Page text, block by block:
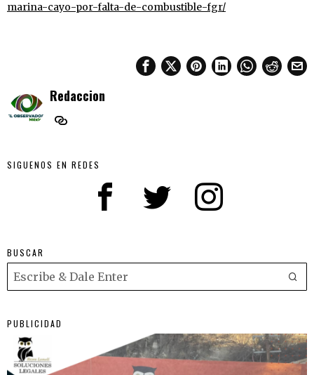
marina-cayo-por-falta-de-combustible-fgr/
Redaccion
SIGUENOS EN REDES
BUSCAR
PUBLICIDAD